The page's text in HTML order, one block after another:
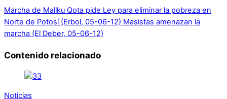
Marcha de Mallku Qota pide Ley para eliminar la pobreza en
Norte de Potosí (Erbol, 05-06-12) Masistas amenazan la
marcha (El Deber, 05-06-12)
Contenido relacionado
Noticias